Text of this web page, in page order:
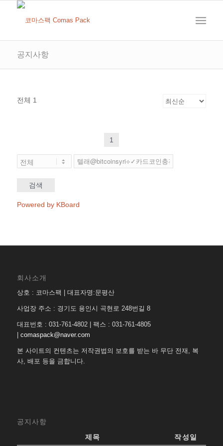
공지사항
전체 1
1
검색
Powered by KBoard
회사소개
상호 : 코마스팩 | 대표자명:문평산
사업장 주소 : 경기도 용인시 곡현로 248번길 8
대표번호 : 031-761-4802 | 팩스 : 031-761-4805
comaspack@naver.com
본 사이트의 컨텐츠는 저작권법의 보호를 받는 바 무단 전재, 복
사, 배포 등을 금합니다.
공지사항
제목
작성일